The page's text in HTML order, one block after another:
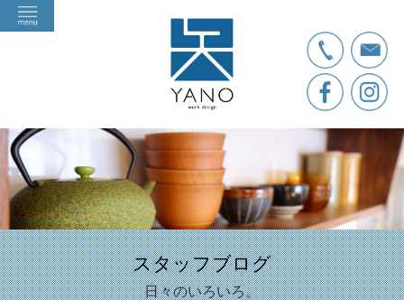
スタッフブログ
日々のいろいろ。